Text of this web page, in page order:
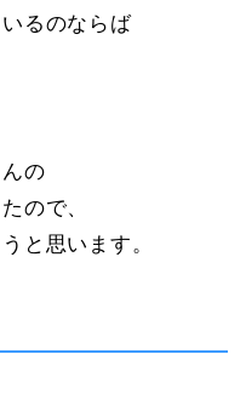
るのならば
の
ので、
と思います。